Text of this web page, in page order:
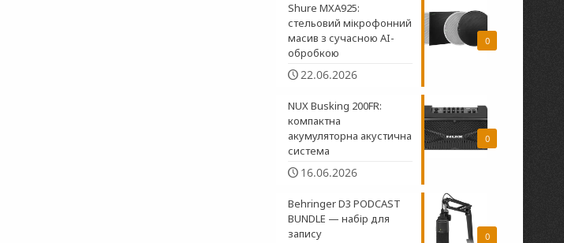
0
Shure MXA925:
стельовий мікрофонний
масив з сучасною AI-
обробкою
22.06.2026
0
NUX Busking 200FR:
компактна
акумуляторна акустична
система
16.06.2026
0
Behringer D3 PODCAST
BUNDLE — набір для
запису